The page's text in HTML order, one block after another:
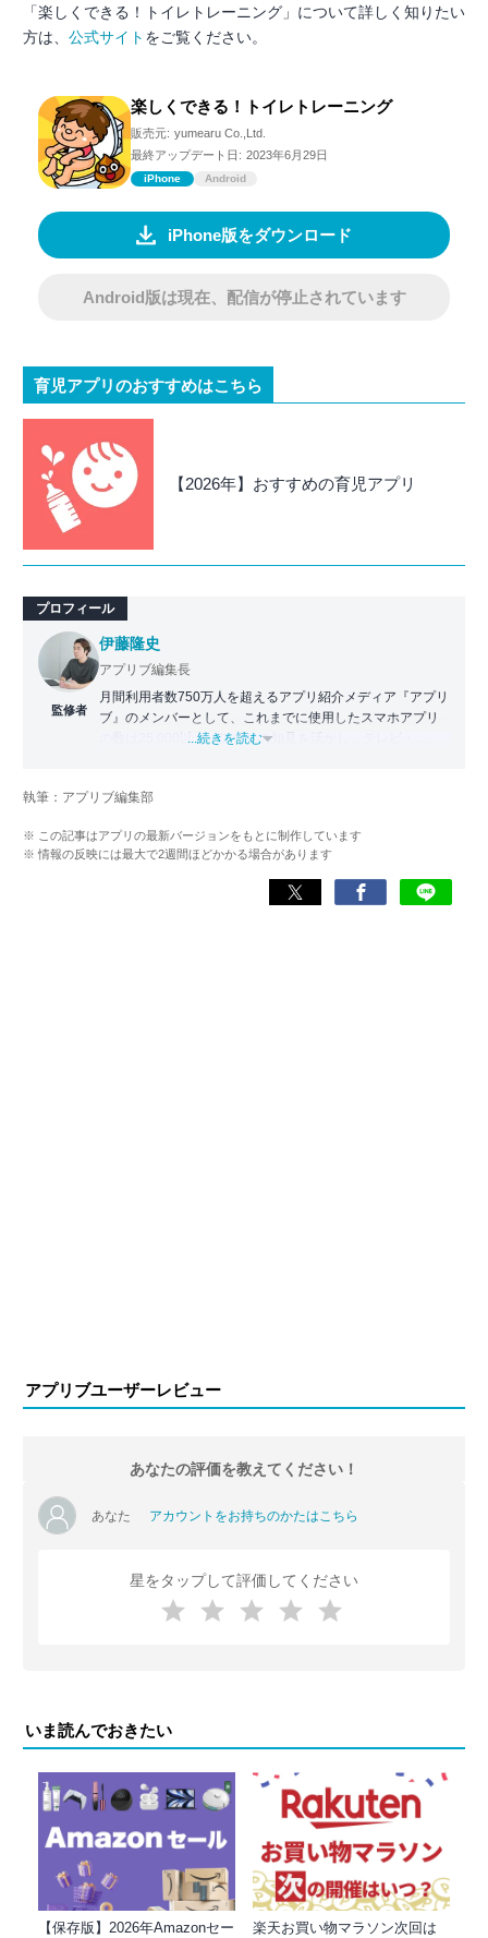
「楽しくできる！トイレトレーニング」について詳しく知りたい
方は、 公式サイト をご覧ください。
楽しくできる！トイレトレーニング
販売元: yumearu Co.,Ltd.
最終アップデート日: 2023年6月29日
iPhone Android
iPhone版をダウンロード
Android版は現在、配信が停止されています
育児アプリのおすすめはこちら
【2026年】おすすめの育児アプリ
プロフィール
監修者
伊藤隆史
アプリブ編集長
月間利用者数750万人を超えるアプリ紹介メディア『アプリ
ブ』のメンバーとして、これまでに使用したスマホアプリ
の数は25,000以上。アプリの知見を活かし、テレビ・
化アプリの紹介）、TBS『サタプラ』（スマホライフが変
スマホアプリ）他
...続きを読む
執筆：アプリブ編集部
※ この記事はアプリの最新バージョンをもとに制作しています
※ 情報の反映には最大で2週間ほどかかる場合があります
アプリブユーザーレビュー
あなたの評価を教えてください！
あなた アカウントをお持ちのかたはこちら
星をタップして評価してください
いま読んでおきたい
【保存版】2026年Amazonセー
楽天お買い物マラソン次回は